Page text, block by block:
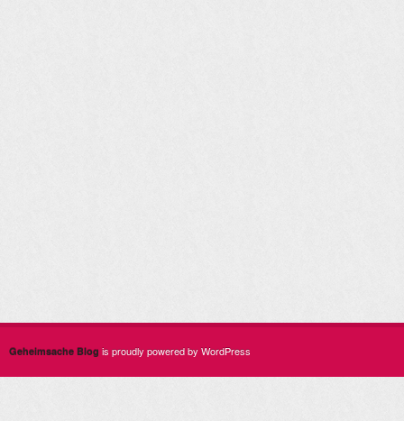
Geheimsache Blog is proudly powered by WordPress